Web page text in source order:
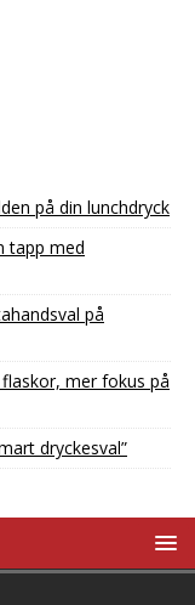
på din lunchdryck
tapp med
på
mer fokus på
dryckesval”